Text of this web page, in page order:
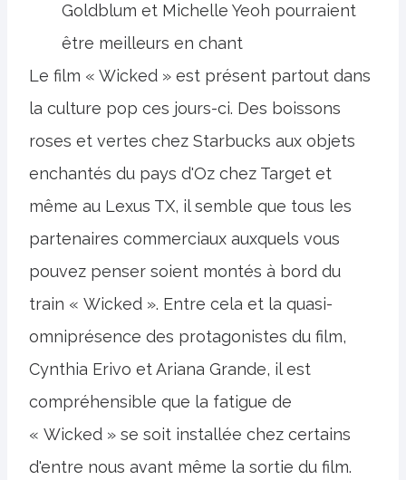
Goldblum et Michelle Yeoh pourraient
être meilleurs en chant
Le film « Wicked » est présent partout dans
la culture pop ces jours-ci. Des boissons
roses et vertes chez Starbucks aux objets
enchantés du pays d'Oz chez Target et
même au Lexus TX, il semble que tous les
partenaires commerciaux auxquels vous
pouvez penser soient montés à bord du
train « Wicked ». Entre cela et la quasi-
omniprésence des protagonistes du film,
Cynthia Erivo et Ariana Grande, il est
compréhensible que la fatigue de
« Wicked » se soit installée chez certains
d'entre nous avant même la sortie du film.